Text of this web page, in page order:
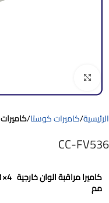
الرئيسية كاميرات كوستا كاميرات HD
CC-FV536
كاميرا مراقبة الوانخارجية 4×1 HD
مم